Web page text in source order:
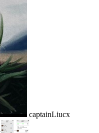
captainLiucx